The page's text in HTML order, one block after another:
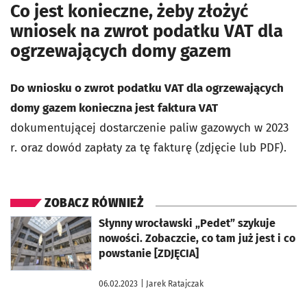
Co jest konieczne, żeby złożyć
wniosek na zwrot podatku VAT dla
ogrzewających domy gazem
Do wniosku o zwrot podatku VAT dla ogrzewających
domy gazem konieczna jestfaktura VAT
dokumentującej dostarczenie paliw gazowych w 2023
r. oraz dowód zapłaty za tę fakturę (zdjęcie lub PDF).
ZOBACZ RÓWNIEŻ
Słynny wrocławski „Pedet” szykuje
nowości. Zobaczcie, co tam już jest i co
powstanie [ZDJĘCIA]
06.02.2023 | Jarek Ratajczak
otworzy się w nowej karcie